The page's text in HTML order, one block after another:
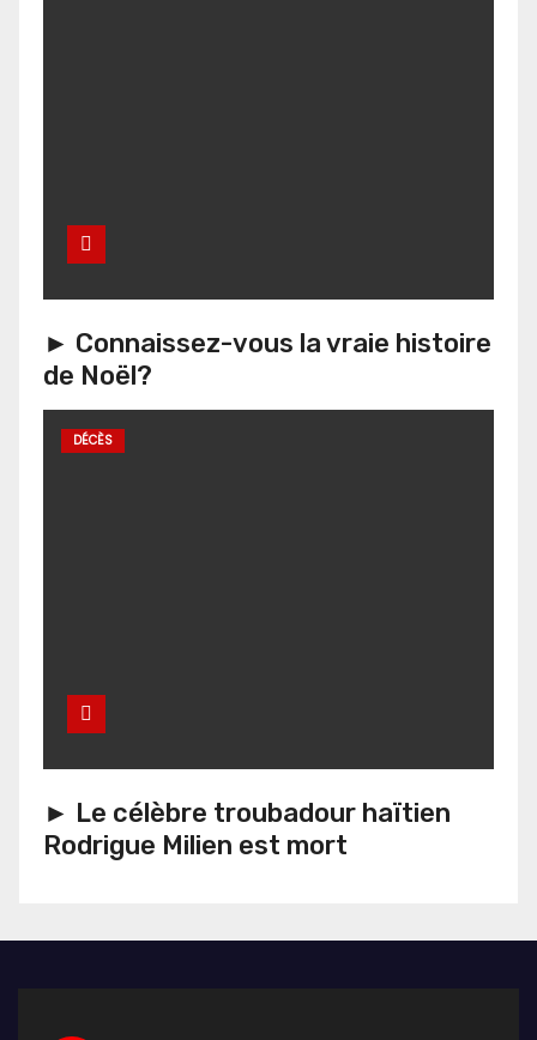
► Connaissez-vous la vraie histoire
de Noël?
DÉCÈS
► Le célèbre troubadour haïtien
Rodrigue Milien est mort